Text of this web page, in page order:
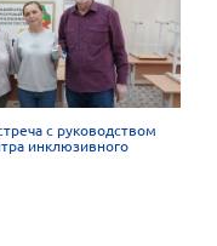
с руководством
инклюзивного